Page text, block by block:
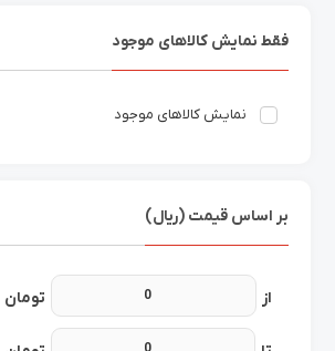
فقط نمایش کالاهای موجود
نمایش کالاهای موجود
بر اساس قیمت (ریال)